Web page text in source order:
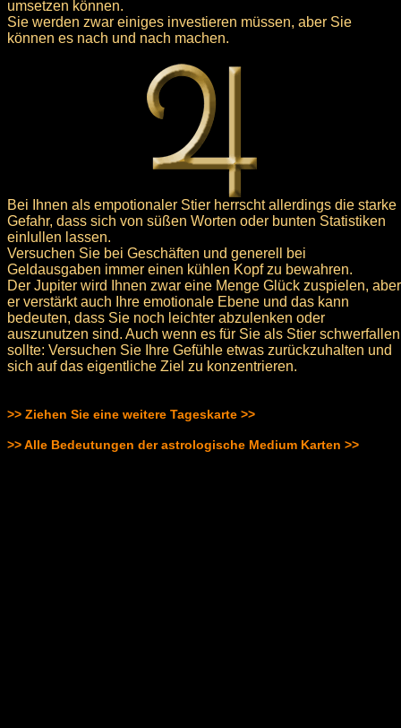
umsetzen können.
Sie werden zwar einiges investieren müssen, aber Sie
können es nach und nach machen.
Bei Ihnen als empotionaler Stier herrscht allerdings die starke
Gefahr, dass sich von süßen Worten oder bunten Statistiken
einlullen lassen.
Versuchen Sie bei Geschäften und generell bei
Geldausgaben immer einen kühlen Kopf zu bewahren.
Der Jupiter wird Ihnen zwar eine Menge Glück zuspielen, aber
er verstärkt auch Ihre emotionale Ebene und das kann
bedeuten, dass Sie noch leichter abzulenken oder
auszunutzen sind. Auch wenn es für Sie als Stier schwerfallen
sollte: Versuchen Sie Ihre Gefühle etwas zurückzuhalten und
sich auf das eigentliche Ziel zu konzentrieren.
>> Ziehen Sie eine weitere Tageskarte >>
>> Alle Bedeutungen der astrologische Medium Karten >>